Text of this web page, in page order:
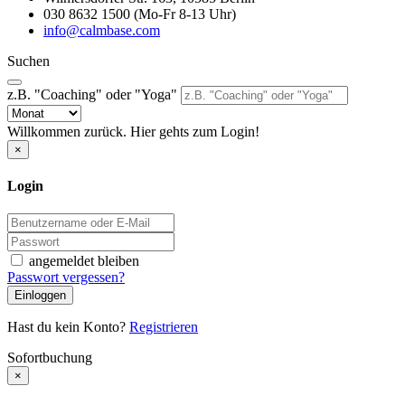
030 8632 1500 (Mo-Fr 8-13 Uhr)
info@calmbase.com
Suchen
z.B. "Coaching" oder "Yoga"
Willkommen zurück. Hier gehts zum Login!
×
Login
angemeldet bleiben
Passwort vergessen?
Einloggen
Hast du kein Konto? Registrieren
Sofortbuchung
×